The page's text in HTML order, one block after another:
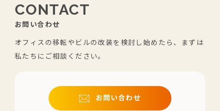
CONTACT
お問い合わせ
オフィスの移転やビルの改装を検討し始めたら、まずは
私たちにご相談ください。
お問い合わせ